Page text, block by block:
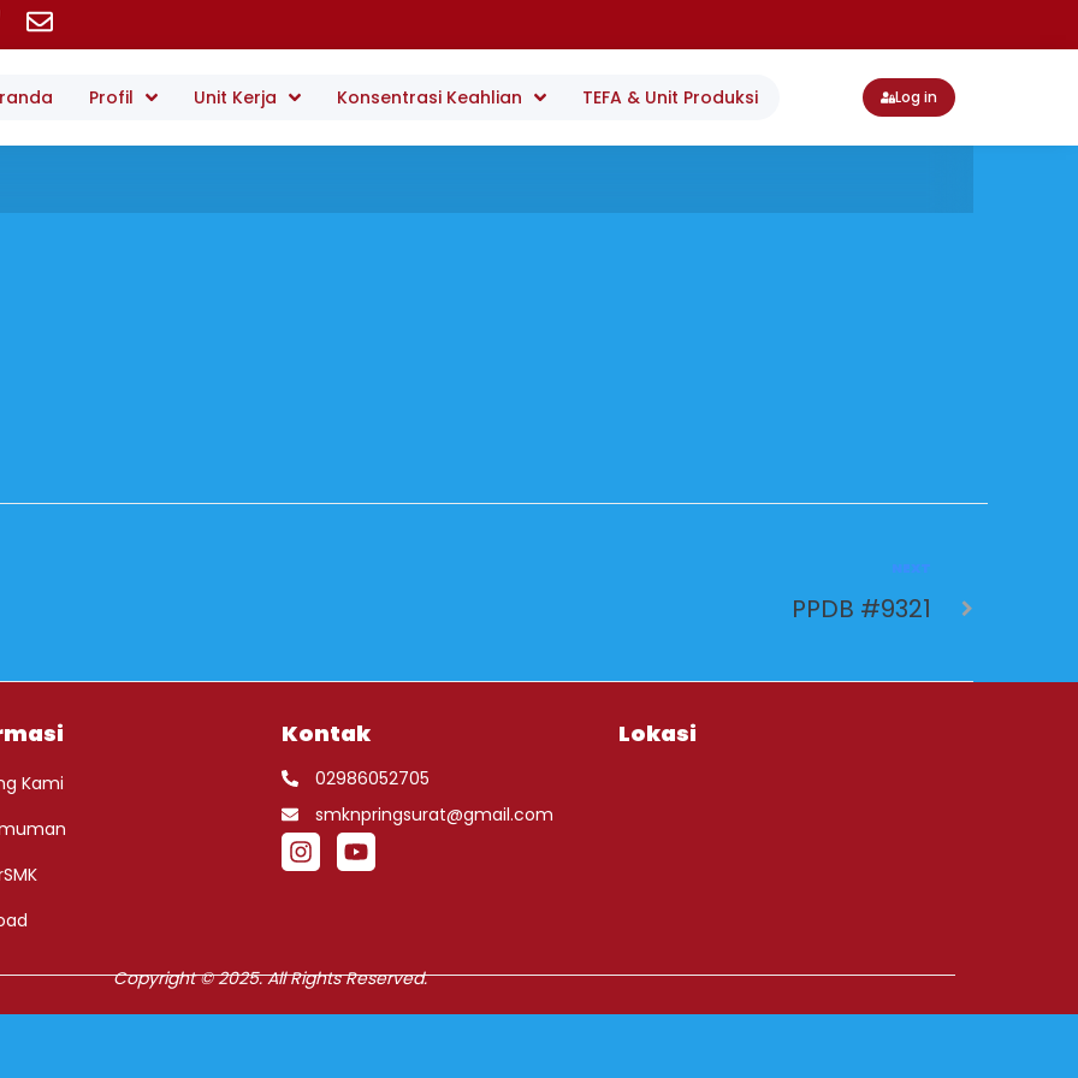
Profil Unit Kerja Konsentrasi Keahlian TEFA & Unit Produksi Log in
PPDB #9321
Kami
Kontak
02986052705
smknpringsurat@gmail.com
Lokasi
Copyright © 2025. All Rights Reserved.